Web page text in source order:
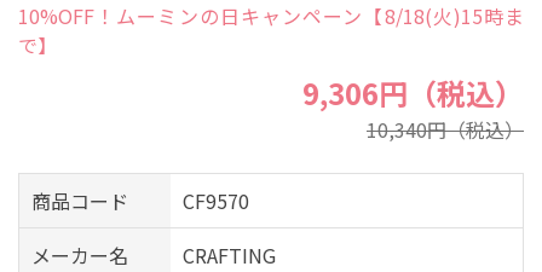
10%OFF！ムーミンの日キャンペーン【8/18(火)15時ま
で】
9,306円（税込）
10,340円（税込）
商品コード
CF9570
メーカー名
CRAFTING